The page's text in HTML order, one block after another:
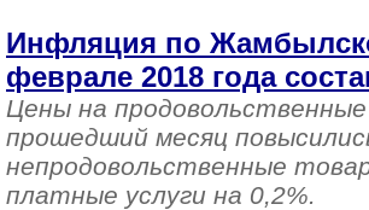
Инфляция по
феврале 2018 года
Цены на
прошедший месяц
непродовольственные
платные услуги на 0,2%.